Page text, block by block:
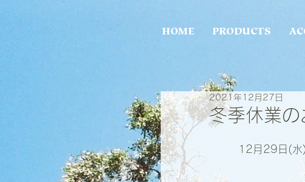
HOME PRODUCTS
冬季休業の
2021年12月27日
12月29日(水